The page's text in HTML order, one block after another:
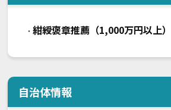
・紺綬褒章推薦（1,000万円以上）
自治体情報